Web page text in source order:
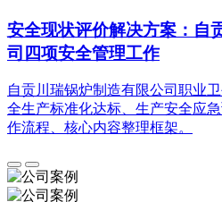
安全现状评价解决方案：自
司四项安全管理工作
自贡川瑞锅炉制造有限公司职业
全生产标准化达标、生产安全应
作流程、核心内容整理框架。